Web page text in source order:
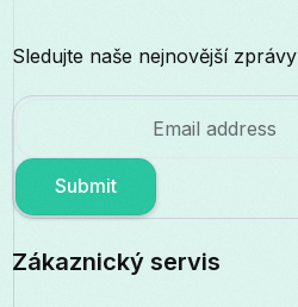
Sledujte naše nejnovější zprávy
Submit
Zákaznický servis